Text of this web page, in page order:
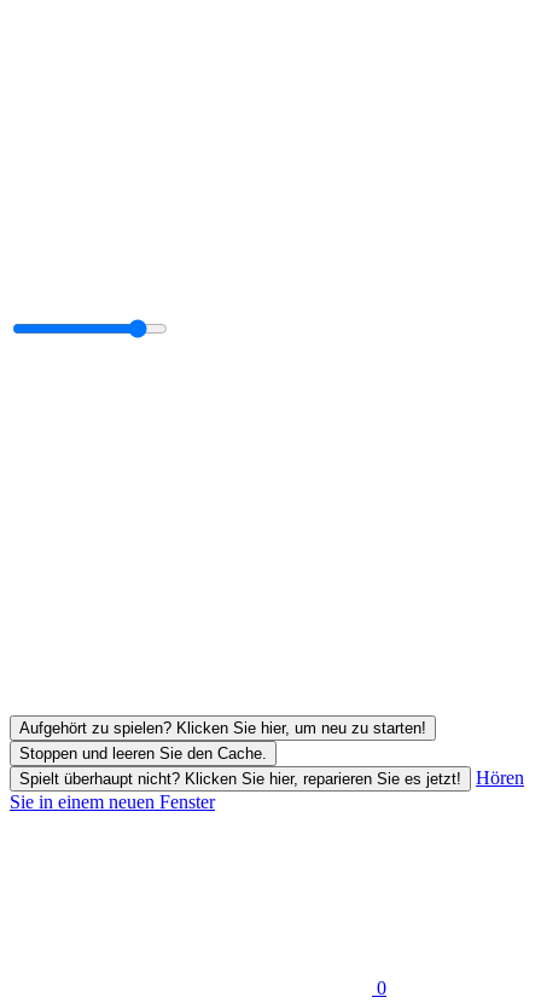
Aufgehört zu spielen? Klicken Sie hier, um neu zu starten!
Stoppen und leeren Sie den Cache.
Spielt überhaupt nicht? Klicken Sie hier, reparieren Sie es jetzt!
Hören
Sie in einem neuen Fenster
0